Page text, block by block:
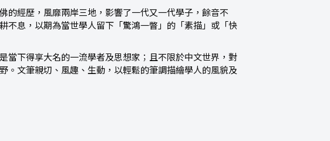
的經歷，風靡兩岸三地，影響了一代又一代學子，餘音不
不息，以期為當世學人留下「驚鴻一瞥」的「素描」或「快
當下得享大名的一流學者及思想家；且不限於中文世界，對
。文筆親切、風趣、生動，以輕鬆的筆調描繪學人的風貌及